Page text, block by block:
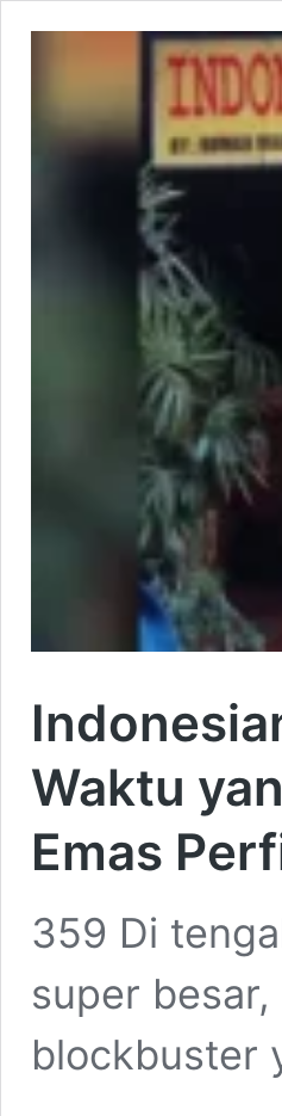
Waktu
Emas
359 Di
super
blockbuster